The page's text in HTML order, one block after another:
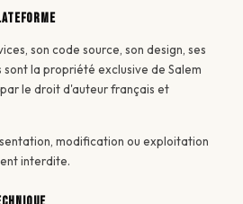
son code source, son design, ses
la propriété exclusive de Salem
le droit d'auteur français et
modification ou exploitation
interdite.